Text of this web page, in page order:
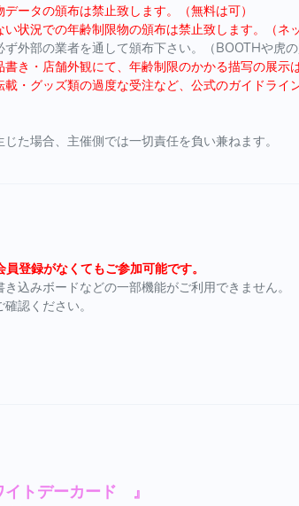
データの頒布は禁止致します。（無料は可）
い状況での年齢制限物の頒布は禁止致します。（ネ
外部の業者を通して頒布下さい。（BOOTHや虎の
書き・店舗外観にて、年齢制限のかかる描写の展示
載・グッズ類の過度な受注など、公式のガイドラ
た場合、主催側では一切責任を負い兼ねます。
登録がなくてもご参加可能です。
込みボードなどの一部機能がご利用できません。
確認ください。
トデーカード 』